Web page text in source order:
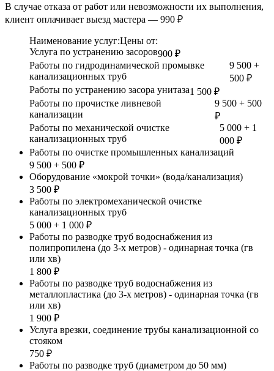
В случае отказа от работ или невозможности их выполнения,
клиент оплачивает выезд мастера — 990 ₽
Наименование услуг:Цены от:
Услуга по устранению засоров900 ₽
Работы по гидродинамической промывке
канализационных труб
9 500 +
500 ₽
Работы по устранению засора унитаза1 500 ₽
Работы по прочистке ливневой
канализации
9 500 + 500
₽
Работы по механической очистке
канализационных труб
5 000 + 1
000 ₽
Работы по очистке промышленных канализаций
9 500 + 500 ₽
Оборудование «мокрой точки» (вода/канализация)
3 500 ₽
Работы по электромеханической очистке
канализационных труб
5 000 + 1 000 ₽
Работы по разводке труб водоснабжения из
полипропилена (до 3-х метров) - одинарная точка (гв
или хв)
1 800 ₽
Работы по разводке труб водоснабжения из
металлопластика (до 3-х метров) - одинарная точка (гв
или хв)
1 900 ₽
Услуга врезки, соединение трубы канализационной со
стояком
750 ₽
Работы по разводке труб (диаметром до 50 мм)